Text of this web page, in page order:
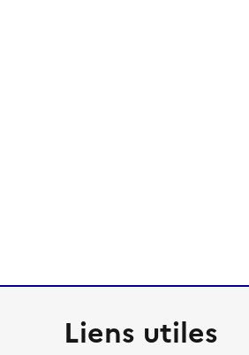
Liens utiles